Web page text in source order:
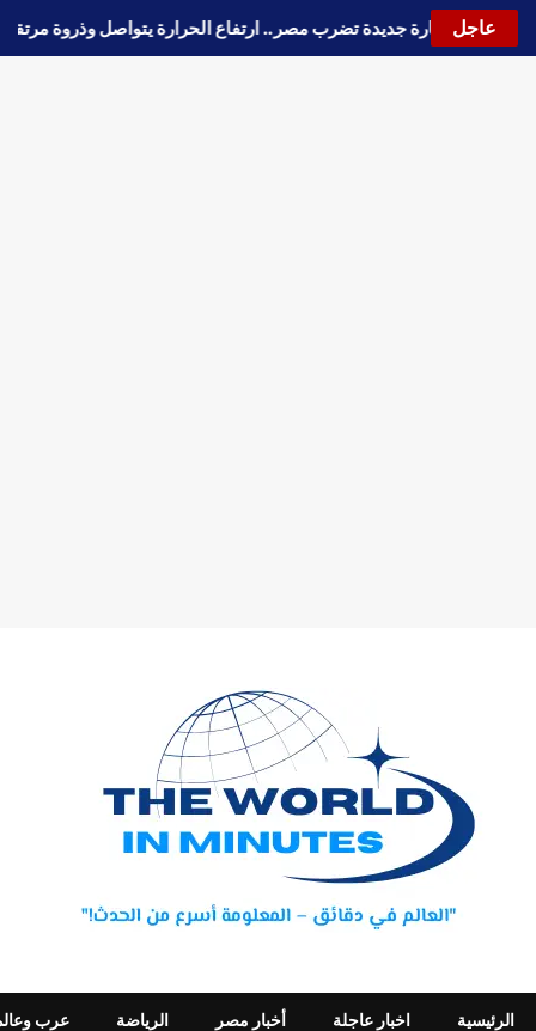
عاجل🔵 موجة حارة جديدة تضرب مصر.. ارتفاع الحرارة يتواصل وذروة
الرئيسية اخبار عاجلة أخبار مصر الرياضة عرب